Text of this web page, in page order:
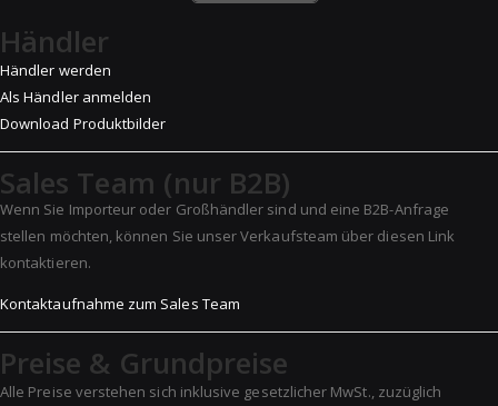
Händler
Händler werden
Als Händler anmelden
Download Produktbilder
Sales Team (nur B2B)
Wenn Sie Importeur oder Großhändler sind und eine B2B-Anfrage
stellen möchten, können Sie unser Verkaufsteam über diesen Link
kontaktieren.
Kontaktaufnahme zum Sales Team
Preise & Grundpreise
Alle Preise verstehen sich inklusive gesetzlicher MwSt., zuzüglich